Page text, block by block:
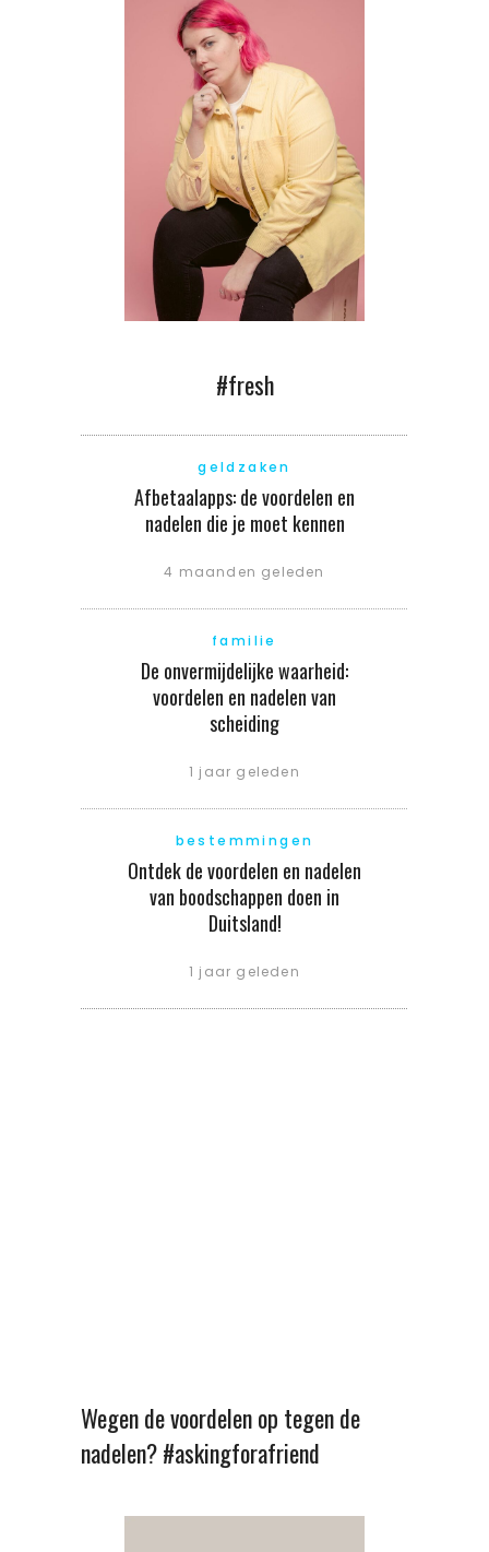
#fresh
geldzaken
Afbetaalapps: de voordelen en
nadelen die je moet kennen
4 maanden geleden
familie
De onvermijdelijke waarheid:
voordelen en nadelen van
scheiding
1 jaar geleden
bestemmingen
Ontdek de voordelen en nadelen
van boodschappen doen in
Duitsland!
1 jaar geleden
Wegen de voordelen op tegen de
nadelen? #askingforafriend